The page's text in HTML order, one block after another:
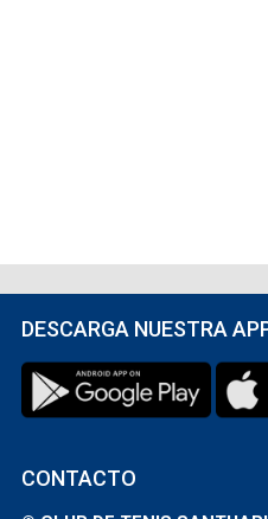
DESCARGA NUESTRA
CONTACTO